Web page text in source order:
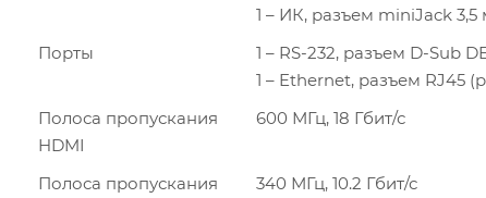
1 – ИК, разъем miniJack 3,5
Порты
1 – RS-232, разъем D-Sub
1 – Ethernet, разъем RJ45
Полоса пропускания
HDMI
600 МГц, 18 Гбит/с
Полоса пропускания
340 МГц, 10.2 Гбит/с